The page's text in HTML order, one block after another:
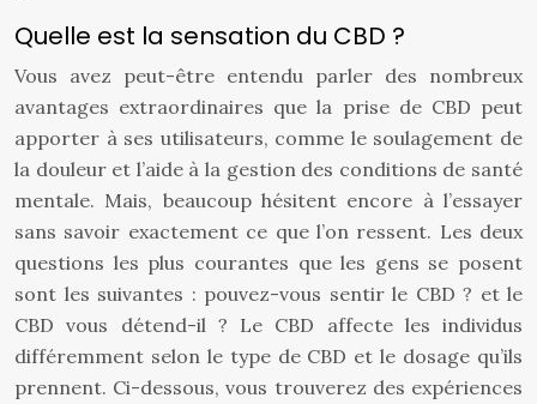
Quelle est la sensation du CBD ?
Vous avez peut-être entendu parler des nombreux
avantages extraordinaires que la prise de CBD peut
apporter à ses utilisateurs, comme le soulagement de
la douleur et l’aide à la gestion des conditions de santé
mentale. Mais, beaucoup hésitent encore à l’essayer
sans savoir exactement ce que l’on ressent. Les deux
questions les plus courantes que les gens se posent
sont les suivantes : pouvez-vous sentir le CBD ? et le
CBD vous détend-il ? Le CBD affecte les individus
différemment selon le type de CBD et le dosage qu’ils
prennent. Ci-dessous, vous trouverez des expériences